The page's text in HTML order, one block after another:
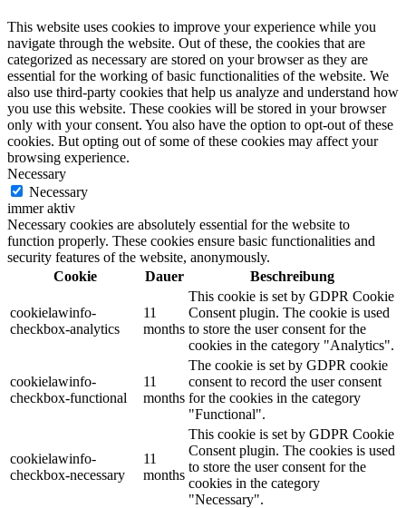
This website uses cookies to improve your experience while you
navigate through the website. Out of these, the cookies that are
categorized as necessary are stored on your browser as they are
essential for the working of basic functionalities of the website. We
also use third-party cookies that help us analyze and understand how
you use this website. These cookies will be stored in your browser
only with your consent. You also have the option to opt-out of these
cookies. But opting out of some of these cookies may affect your
browsing experience.
Necessary
Necessary
immer aktiv
Necessary cookies are absolutely essential for the website to
function properly. These cookies ensure basic functionalities and
security features of the website, anonymously.
Cookie
Dauer Beschreibung
cookielawinfo-
checkbox-analytics
11
months
This cookie is set by GDPR Cookie
Consent plugin. The cookie is used
to store the user consent for the
cookies in the category "Analytics".
cookielawinfo-
checkbox-functional
11
months
The cookie is set by GDPR cookie
consent to record the user consent
for the cookies in the category
"Functional".
cookielawinfo-
checkbox-necessary
11
months
This cookie is set by GDPR Cookie
Consent plugin. The cookies is used
to store the user consent for the
cookies in the category
"Necessary".